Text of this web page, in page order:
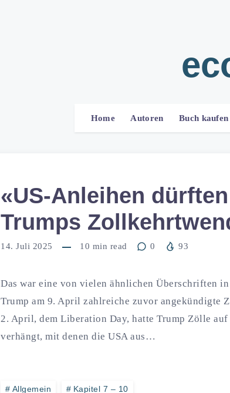
Home Autoren Buch kaufen
«US-Anleihen
Trumps
14. Juli 2025 10 min read 0 93
Das war eine von vielen ähnlichen Überschriften
Trump am 9. April zahlreiche zuvor angekündigte
2. April, dem Liberation Day, hatte Trump Zölle
verhängt, mit denen die USA aus…
Allgemein Kapitel 7 – 10